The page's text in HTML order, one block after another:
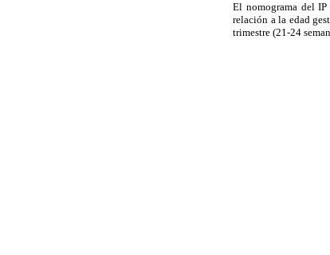
El nomograma del
relación a la edad
trimestre (21-24